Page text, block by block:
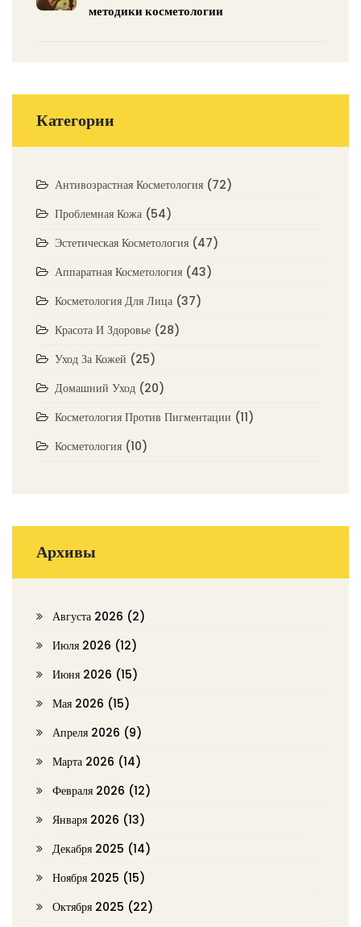
методики косметологии
Категории
Антивозрастная Косметология (72)
Проблемная Кожа (54)
Эстетическая Косметология (47)
Аппаратная Косметология (43)
Косметология Для Лица (37)
Красота И Здоровье (28)
Уход За Кожей (25)
Домашний Уход (20)
Косметология Против Пигментации (11)
Косметология (10)
Архивы
Августа 2026 (2)
Июля 2026 (12)
Июня 2026 (15)
Мая 2026 (15)
Апреля 2026 (9)
Марта 2026 (14)
Февраля 2026 (12)
Января 2026 (13)
Декабря 2025 (14)
Ноября 2025 (15)
Октября 2025 (22)